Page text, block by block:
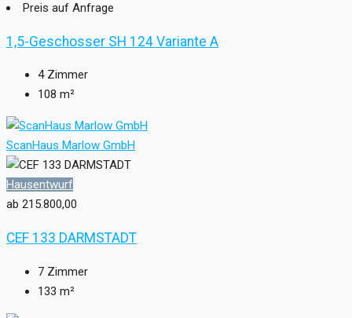
Preis auf Anfrage
1,5-Geschosser SH 124 Variante A
4 Zimmer
108 m²
ScanHaus Marlow GmbH
Hausentwurf
ab 215.800,00
CEF 133 DARMSTADT
7 Zimmer
133 m²